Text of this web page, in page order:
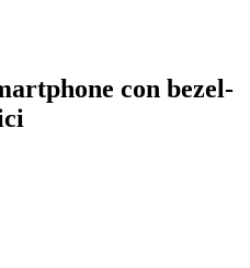
con bezel-